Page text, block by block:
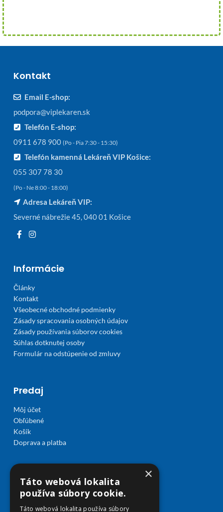
Kontakt
Email E-shop:
podpora@viplekaren.sk
Telefón E-shop:
0911 678 900 (Po - Pia 7:30 - 15:30)
Telefón kamenná Lekáreň VIP Košice:
055 307 78 30
(Po - Ne 8:00 - 18:00)
Adresa Lekáreň VIP:
Severné nábrežie 45, 040 01 Košice
Informácie
Články
Kontakt
Všeobecné obchodné podmienky
Zásady spracovania osobných údajov
Zásady používania súborov cookies
Súhlas dotknutej osoby
Formulár na odstúpenie od zmluvy
Predaj
Môj účet
Obľúbené
Košík
Doprava a platba
×
Táto webová lokalita
používa súbory cookie.
Táto webová lokalita používa súbory